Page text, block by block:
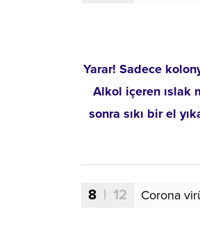
Yarar! Sadece
Alkol içeren ıslak
sonra sıkı bir el
8 | 12 Corona